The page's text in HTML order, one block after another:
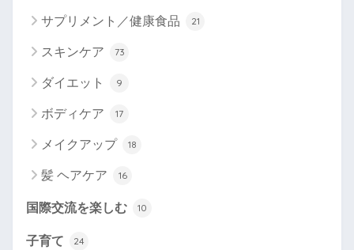
サプリメント／健康食品 21
スキンケア 73
ダイエット 9
ボディケア 17
メイクアップ 18
髪 ヘアケア 16
国際交流を楽しむ 10
子育て 24